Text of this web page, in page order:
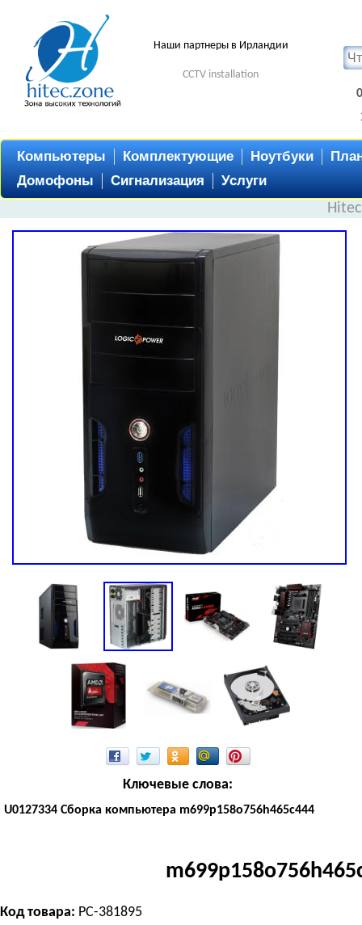
Наши партнеры в Ирландии
CCTV installation
Компьютеры Комплектующие Ноутбуки
Домофоны
Сигнализация Услуги
Ключевые слова:
U0127334 Сборка компьютера m699p158o756h465c444
Код товара: PC-381895